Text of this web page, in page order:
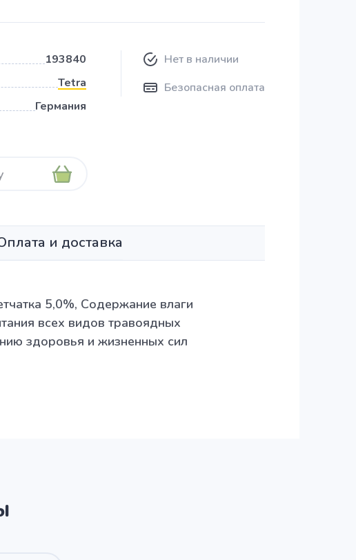
193840
Tetra
Германия
Нет в наличии
Безопасная оплата
и доставка
5,0%, Содержание влаги
всех видов травоядных
здоровья и жизненных сил